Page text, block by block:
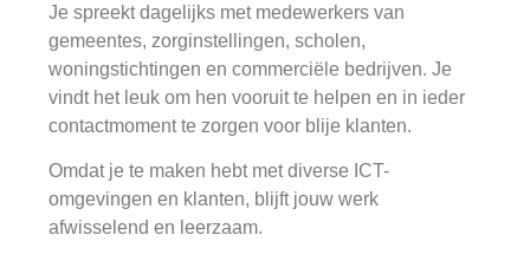
Je spreekt dagelijks met medewerkers van
gemeentes, zorginstellingen, scholen,
woningstichtingen en commerciële bedrijven. Je
vindt het leuk om hen vooruit te helpen en in ieder
contactmoment te zorgen voor blije klanten.
Omdat je te maken hebt met diverse ICT-
omgevingen en klanten, blijft jouw werk
afwisselend en leerzaam.